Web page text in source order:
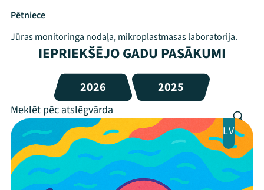
Pētniece
Jūras monitoringa nodaļa, mikroplastmasas laboratorija.
IEPRIEKŠĒJO GADU PASĀKUMI
2026 2025
LV